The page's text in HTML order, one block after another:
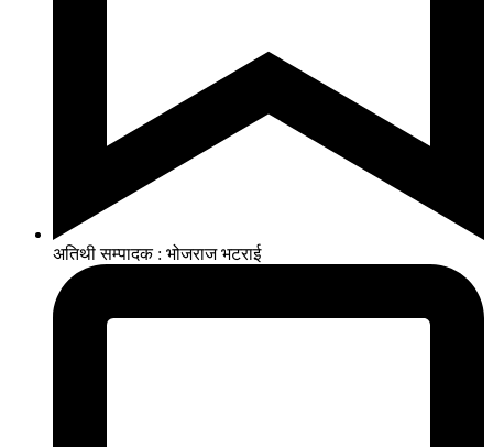
अतिथी सम्पादक : भोजराज भटराई